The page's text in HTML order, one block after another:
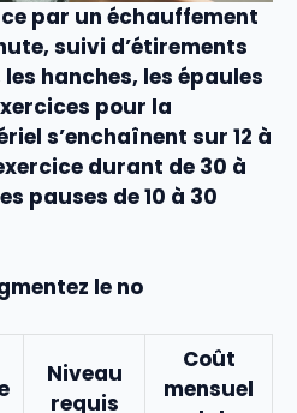
par un échauffement
suivi d’étirements
hanches, les épaules
pour la
s’enchaînent sur 12 à
durant de 30 à
pauses de 10 à 30
le no
Niveau
requis
Coût
mensuel